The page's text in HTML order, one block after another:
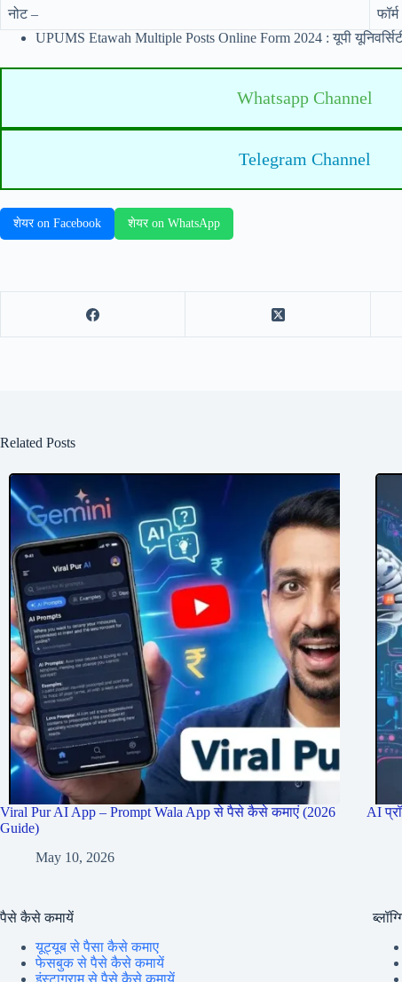
नोट –
UPUMS Etawah Multiple Posts Online Form 2024 : यूपी
Whatsapp Channel
Telegram Channel
शेयर on Facebook शेयर on WhatsApp
Related Posts
Viral Pur AI App – Prompt Wala App से पैसे कैसे कमाएं (2026
Guide)
May 10, 2026
AI
पैसे कैसे कमायें
यूट्यूब से पैसा कैसे कमाए
फेसबुक से पैसे कैसे कमायें
इंस्टाग्राम से पैसे कैसे कमायें